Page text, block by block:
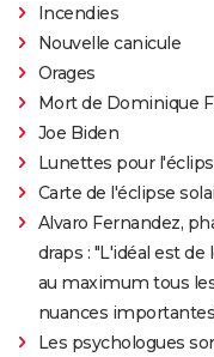
Incendies
Nouvelle canicule
Orages
Mort de Dominique
Joe Biden
Lunettes pour
Carte de l'éclipse
Alvaro Fernandez,
draps : "L'idéal est
au maximum tous
nuances
Les psychologues